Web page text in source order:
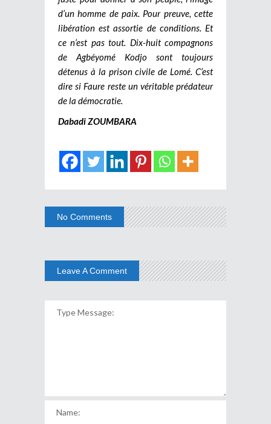
d’un homme de paix. Pour preuve, cette
libération est assortie de conditions. Et
ce n’est pas tout. Dix-huit compagnons
de Agbéyomé Kodjo sont toujours
détenus à la prison civile de Lomé. C’est
dire si Faure reste un véritable prédateur
de la démocratie.
Dabadi ZOUMBARA
No Comments
Leave A Comment